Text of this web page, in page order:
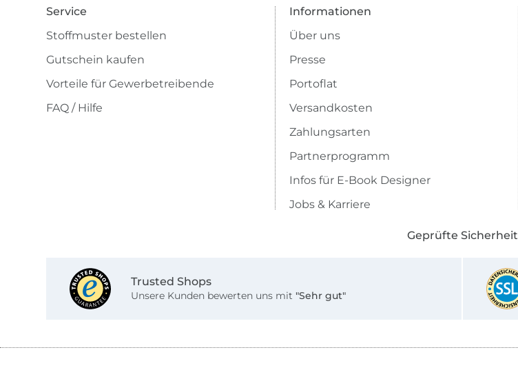
Service
Stoffmuster bestellen
Gutschein kaufen
Vorteile für Gewerbetreibende
FAQ / Hilfe
Informationen
Über uns
Presse
Portoflat
Versandkosten
Zahlungsarten
Partnerprogramm
Infos für E-Book Designer
Jobs & Karriere
Geprüfte Sicherheit
Trusted Shops
Unsere Kunden bewerten uns mit "Sehr gut"